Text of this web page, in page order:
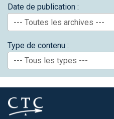
Date de publication :
--- Toutes les archives ---
Type de contenu :
--- Tous les types ---